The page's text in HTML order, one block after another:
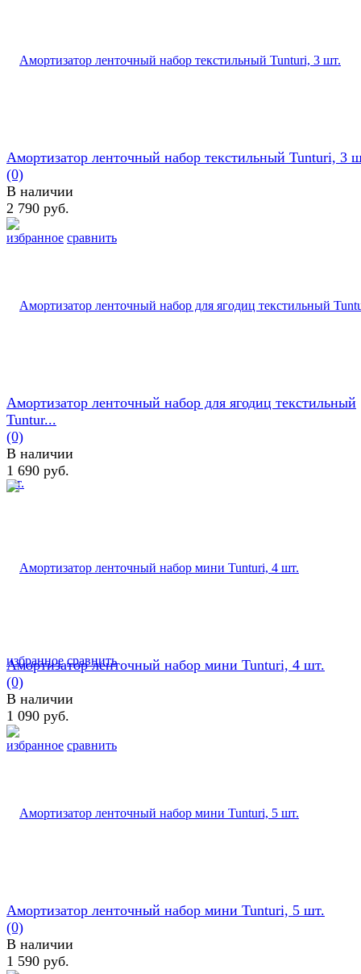
избранное сравнить
Амортизатор ленточный набор текстильный Tunturi, 3
(0)
В наличии
2 790 руб.
избранное сравнить
Амортизатор ленточный набор для ягодиц текстильный
Tuntur...
(0)
В наличии
1 690 руб.
избранное сравнить
Амортизатор ленточный набор мини Tunturi, 4 шт.
(0)
В наличии
1 090 руб.
Амортизатор ленточный набор мини Tunturi, 5 шт.
(0)
В наличии
1 590 руб.